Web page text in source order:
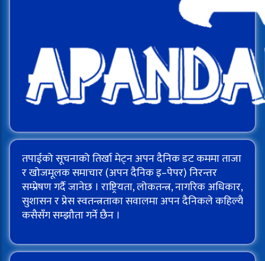
तपाईको सूचनाको तिर्खा मेट्न अपन दैनिक डट कममा ताजा
र खोजमूलक समाचार (अपन दैनिक इ–पेपर) निरन्तर
सम्प्रेषण गर्दै जानेछ । राष्ट्रियता, लोकतन्त्र, नागरिक अधिकार,
सुशासन र प्रेस स्वतन्त्रताका सवालमा अपन दैनिकले कहिल्यै
कसैसँग सम्झौता गर्ने छैन ।